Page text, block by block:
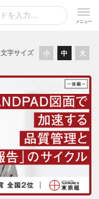
文字サイズ 小 中 大